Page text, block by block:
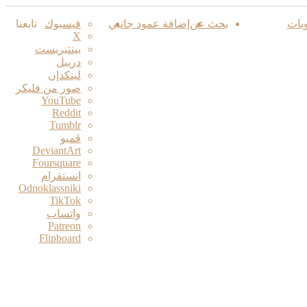
تابعنا
فيسبوك
‫X
بينتيريست
دريبل
لينكدإن
صور من فليكر
‫YouTube
ڤميو
انستقرام
Odnoklassniki
‫TikTok
واتساب
‫Patreon
Flipboard
إضافة عمود جانبي بحث عن